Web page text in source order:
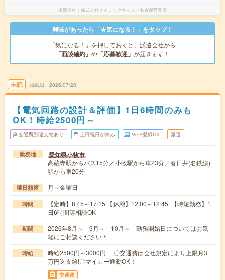
派遣会社 株式会社メイテックキャスト名古屋営業所
興味があったら「★気になる！」をタップ！
「気になる！」を押しておくと、派遣会社から
「面談確約」 や 「応募歓迎」 が届きます！
未読 掲載日 2026/07/28
【電気回路の設計＆評価】1日6時間のみも
OK！時給2500円～
交通費別途支給あり 土日祝日が休み WEB登録OK 派遣
勤務地 愛知県小牧市
高蔵寺駅からバス15分／小牧駅から車23分／春日井(名鉄線)
駅から車20分
曜日頻度 月～金曜日
時間
【定時】8:45～17:15 【休憩】12:00～12:45 【時短勤務】1
日6時間等相談OK
期間
2026年8月～ 9月～ 10月～ 勤務開始日についてはお気
軽にご相談ください＊
時給
時給2500円～3000円 〇交通費は会社規定により上限月3
万円迄支給!〇マイカー通勤OK！
交通費